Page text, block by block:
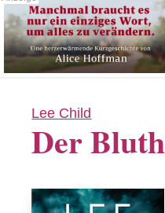
Lee Child
Der